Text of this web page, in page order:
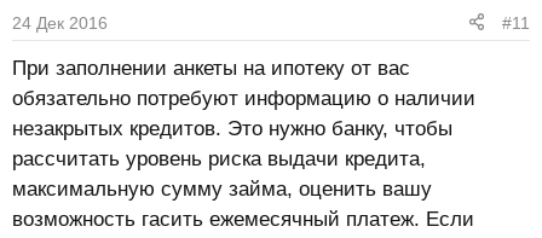
24 Дек 2016 #11
При заполнении анкеты на ипотеку от вас
обязательно потребуют информацию о наличии
незакрытых кредитов. Это нужно банку, чтобы
рассчитать уровень риска выдачи кредита,
максимальную сумму займа, оценить вашу
возможность гасить ежемесячный платеж. Если